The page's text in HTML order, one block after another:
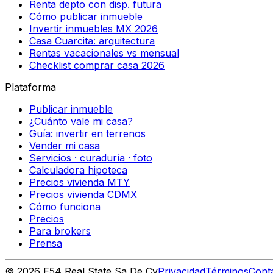
Renta depto con disp. futura
Cómo publicar inmueble
Invertir inmuebles MX 2026
Casa Cuarcita: arquitectura
Rentas vacacionales vs mensual
Checklist comprar casa 2026
Plataforma
Publicar inmueble
¿Cuánto vale mi casa?
Guía: invertir en terrenos
Vender mi casa
Servicios · curaduría · foto
Calculadora hipoteca
Precios vivienda MTY
Precios vivienda CDMX
Cómo funciona
Precios
Para brokers
Prensa